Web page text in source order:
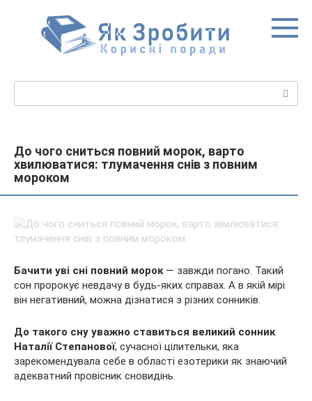
До чого сниться повний морок, варто
хвилюватися: тлумачення снів з повним
мороком
Бачити уві сні повний морок— завжди погано. Такий
сон пророкує невдачу в будь-яких справах. А в якій мірі
він негативний, можна дізнатися з різних сонників.
До такого сну уважно ставиться великий сонник
Наталії Степанової, сучасної цілительки, яка
зарекомендувала себе в області езотерики як знаючий
адекватний провісник сновидінь.